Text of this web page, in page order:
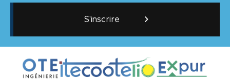
S'inscrire